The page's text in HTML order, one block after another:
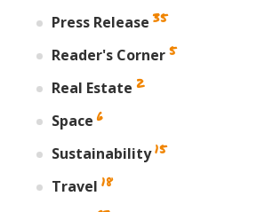
Press Release 35
Reader's Corner 5
Real Estate 2
Space 6
Sustainability 15
Travel 18